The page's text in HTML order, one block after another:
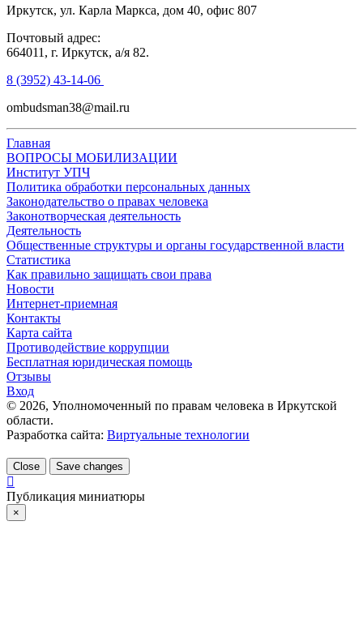
Иркутск, ул. Карла Маркса, дом 40, офис 807
Почтовый адрес:
664011, г. Иркутск, а/я 82.
8 (3952) 43-14-06
ombudsman38@mail.ru
Главная
ВОПРОСЫ МОБИЛИЗАЦИИ
Институт УПЧ
Политика обработки персональных данных
Законодательство о правах человека
Законотворческая деятельность
Деятельность
Общественные структуры и органы государственной власти
Статистика
Как правильно защищать свои права
Новости
Интернет-приемная
Контакты
Карта сайта
Противодействие коррупции
Бесплатная юридическая помощь
Отзывы
Вход
© 2026, Уполномоченный по правам человека в Иркутской
области.
Разработка сайта: Виртуальные технологии
Close Save changes
Публикация миниатюры
×